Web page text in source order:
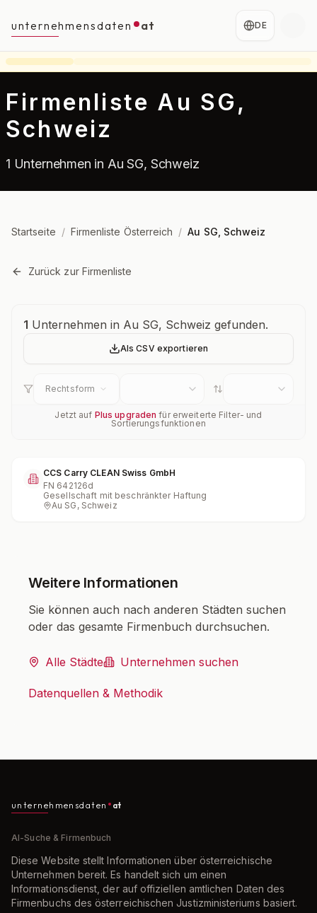
unternehmensdaten at DE
Firmenliste Au SG,
Schweiz
1 Unternehmen in Au SG, Schweiz
Startseite / Firmenliste Österreich / Au SG, Schweiz
Zurück zur Firmenliste
Unternehmensübersicht
1 Unternehmen in Au SG, Schweiz gefunden.
Als CSV exportieren
Rechtsform
Jetzt auf Plus upgraden für erweiterte Filter- und
Sortierungsfunktionen
CCS Carry CLEAN Swiss GmbH
FN 642126d
Gesellschaft mit beschränkter Haftung
Au SG, Schweiz
Weitere Informationen
Sie können auch nach anderen Städten suchen
oder das gesamte Firmenbuch durchsuchen.
Alle Städte Unternehmen suchen
Datenquellen & Methodik
unternehmensdaten at
AI-Suche & Firmenbuch
Diese Website stellt Informationen über österreichische
Unternehmen bereit. Es handelt sich um einen
Informationsdienst, der auf offiziellen amtlichen Daten des
Firmenbuchs des österreichischen Justizministeriums basiert.